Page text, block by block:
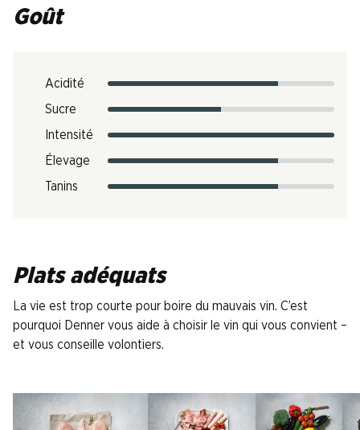
Goût
Acidité
Sucre
Intensité
Élevage
Tanins
Plats adéquats
La vie est trop courte pour boire du mauvais vin. C’est
pourquoi Denner vous aide à choisir le vin qui vous convient –
et vous conseille volontiers.